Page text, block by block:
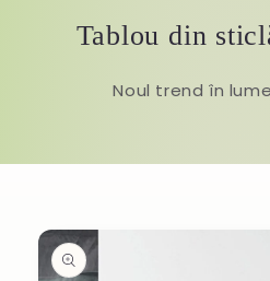
Tablou din
Noul trend în
product
information